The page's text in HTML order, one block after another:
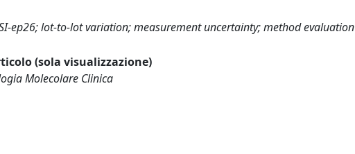
ep26; lot-to-lot variation; measurement uncertainty; method evaluation
(sola visualizzazione)
Molecolare Clinica